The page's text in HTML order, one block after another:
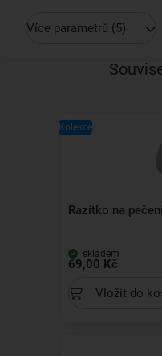
Více parametrů (5)
Kolekce
Razítko na
skladem
69,00 Kč
Vložit do